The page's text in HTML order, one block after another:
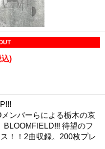
込)
ンバーらによる栃木の哀
待望のフ
！！2曲収録。200枚プレ